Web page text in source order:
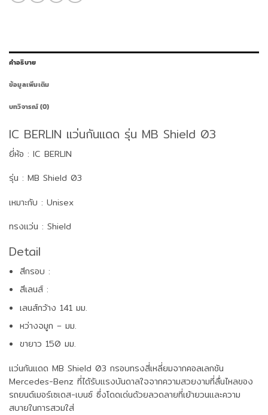
คำอธิบาย
ข้อมูลเพิ่มเติม
บทวิจารณ์ (0)
IC BERLIN แว่นกันแดด รุ่น MB Shield 03
ยี่ห้อ : IC BERLIN
รุ่น : MB Shield 03
เหมาะกับ : Unisex
ทรงแว่น : Shield
Detail
สีกรอบ :
สีเลนส์ :
เลนส์กว้าง 141 มม.
หว่างจมูก – มม.
ขายาว 150 มม.
แว่นกันแดด MB Shield 03 กรอบทรงสี่เหลี่ยมจากคอลเลกชัน
Mercedes-Benz ที่ได้รับแรงบันดาลใจจากความสวยงามที่ลื่นไหลของ
รถยนต์เมอร์เซเดส-เบนซ์ ซึ่งโดดเด่นด้วยลวดลายที่เย้ายวนและความ
สบายในการสวมใส่